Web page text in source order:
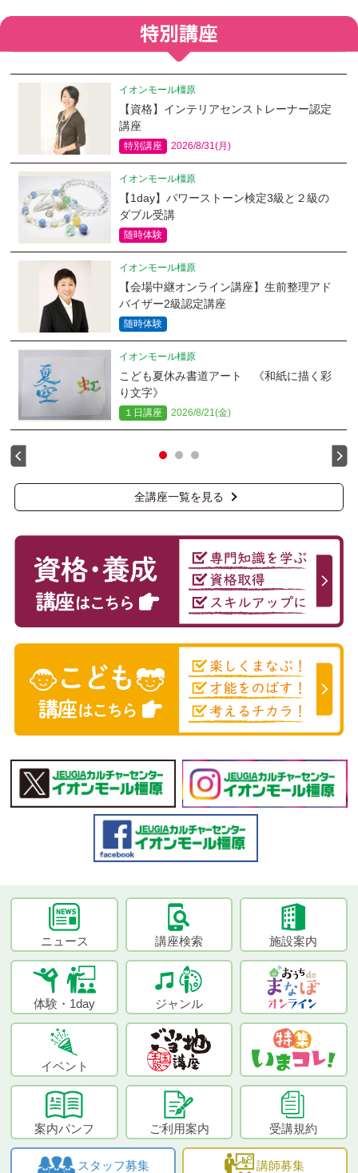
イオンモール橿原
【資格】インテリアセンストレーナー認定
講座
特別講座 2026/8/31(月)
イオンモール橿原
【1day】パワーストーン検定3級と２級の
ダブル受講
随時体験
イオンモール橿原
【会場中継オンライン講座】生前整理アド
バイザー2級認定講座
随時体験
イオンモール橿原
こども夏休み書道アート 《和紙に描く彩
り文字》
１日講座 2026/8/21(金)
全講座一覧を見る
ニュース 講座検索 施設案内
体験・1day ジャンル
イベント
案内パンフ ご利用案内 受講規約
スタッフ募集 講師募集